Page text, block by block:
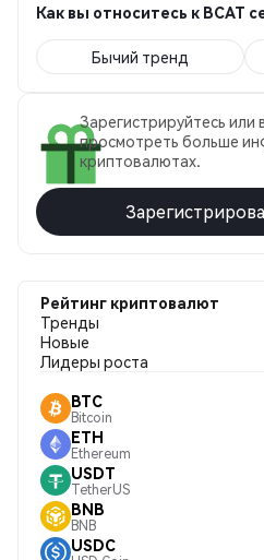
Как вы относитесь к BCAT
Бычий тренд
Зарегистрируйтесь
просмотреть больше
криптовалютах.
Рейтинг криптовалют
Тренды
Новые
Лидеры роста
BTC
Bitcoin
ETH
Ethereum
USDT
TetherUS
BNB
BNB
USDC